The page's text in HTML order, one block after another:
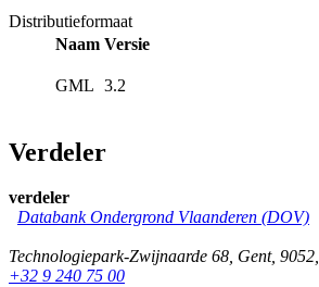
Distributieformaat
Naam Versie
GML 3.2
Verdeler
verdeler
Databank Ondergrond Vlaanderen (DOV)
Technologiepark-Zwijnaarde 68, Gent, 9052,
+32 9 240 75 00